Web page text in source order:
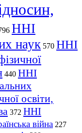
ННІ
наук 570 ННІ
440 ННІ
освіти,
372 ННІ
війна 227